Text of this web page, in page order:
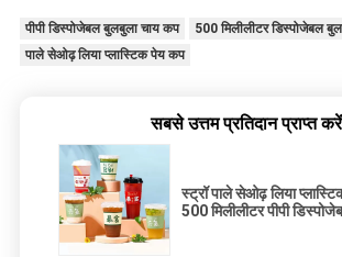
पीपी डिस्पोजेबल बुलबुला चाय कप
500 मिलीलीटर डिस्पोजेबल
पाले सेओढ़ लिया प्लास्टिक पेय कप
सबसे उत्तम प्रतिदान प्राप्त करें
स्ट्रॉ पाले सेओढ़ लिया
500 मिलीलीटर पीपी